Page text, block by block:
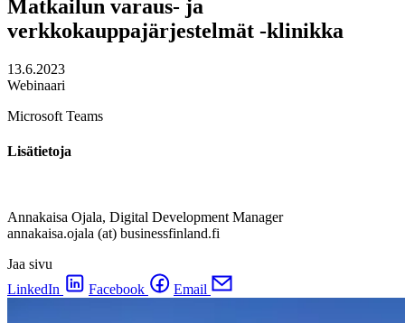
Matkailun varaus- ja
verkkokauppajärjestelmät -klinikka
13.6.2023
Webinaari
Microsoft Teams
Lisätietoja
Annakaisa Ojala, Digital Development Manager
annakaisa.ojala (at) businessfinland.fi
Jaa sivu
LinkedIn
Facebook Email